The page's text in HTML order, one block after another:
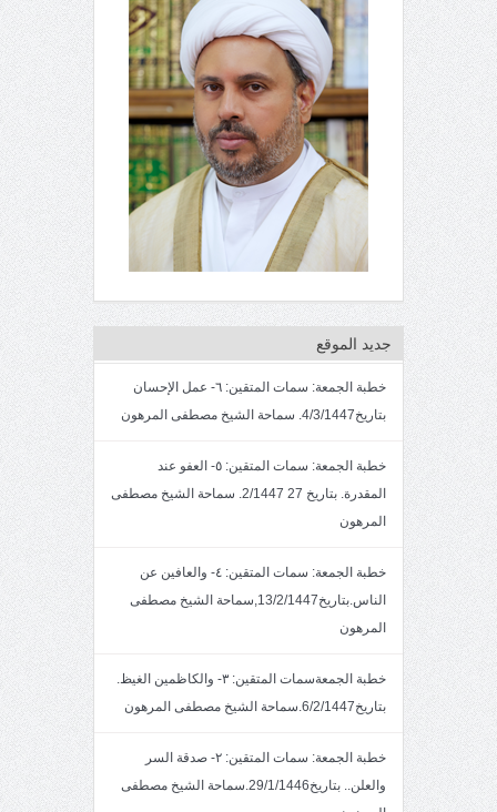
جديد الموقع
خطبة الجمعة: سمات المتقين: ٦- عمل الإحسان
بتاريخ4/3/1447. سماحة الشيخ مصطفى المرهون
خطبة الجمعة: سمات المتقين: ٥- العفو عند
المقدرة. بتاريخ 27 2/1447. سماحة الشيخ مصطفى
المرهون
خطبة الجمعة: سمات المتقين: ٤- والعافين عن
الناس.بتاريخ13/2/1447,سماحة الشيخ مصطفى
المرهون
خطبة الجمعةسمات المتقين: ٣- والكاظمين الغيظ.
بتاريخ6/2/1447.سماحة الشيخ مصطفى المرهون
خطبة الجمعة: سمات المتقين: ٢- صدقة السر
والعلن.. بتاريخ29/1/1446.سماحة الشيخ مصطفى